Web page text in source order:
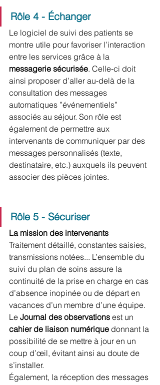
Rôle 4 - Échanger
Le logiciel de suivi des patients se
montre utile pour favoriser l’interaction
entre les services grâce à la
messagerie sécurisée. Celle-ci doit
ainsi proposer d’aller au-delà de la
consultation des messages
automatiques ”événementiels”
associés au séjour. Son rôle est
également de permettre aux
intervenants de communiquer par des
messages personnalisés (texte,
destinataire, etc.) auxquels ils peuvent
associer des pièces jointes.
Rôle 5 - Sécuriser
La mission des intervenants
Traitement détaillé, constantes saisies,
transmissions notées... L’ensemble du
suivi du plan de soins assure la
continuité de la prise en charge en cas
d’absence inopinée ou de départ en
vacances d’un membre d’une équipe.
Le Journal des observations est un
cahier de liaison numérique donnant la
possibilité de se mettre à jour en un
coup d’œil, évitant ainsi au doute de
s’installer.
Également, la réception des messages